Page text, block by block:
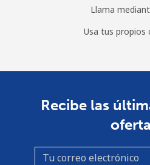
Llama
Usa tus propios
Recibe las